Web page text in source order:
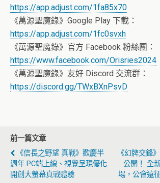
https://app.adjust.com/1fa85x70
《萬源聖魔錄》Google Play 下載：
https://app.adjust.com/1fc0svxh
《萬源聖魔錄》官方 Facebook 粉絲團：
https://www.facebook.com/Orisries2024
《萬源聖魔錄》友好 Discord 交流群：
https://discord.gg/TWxBXnPsvD
前一篇文章
《信長之野望 真戰》歡慶半
週年 PC端上線、視覺呈現優化
開創大螢幕真戰體驗
《幻牌交鋒
公開！ 全
場，公會遠